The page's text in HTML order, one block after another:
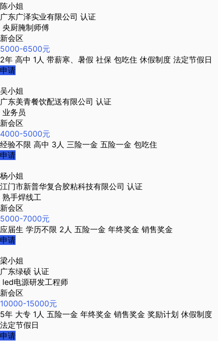
陈小姐
广东广泽实业有限公司 认证
央厨腌制师傅
新会区
5000-6500元
2年 高中 1人 带薪寒、暑假 社保 包吃住 休假制度 法定节假日
申请
吴小姐
广东美青餐饮配送有限公司 认证
业务员
新会区
4000-5000元
经验不限 高中 3人 三险一金 五险一金 包吃住
申请
杨小姐
江门市新普华复合胶粘科技有限公司 认证
熟手焊线工
新会区
5000-7000元
应届生 学历不限 2人 五险一金 年终奖金 销售奖金
申请
梁小姐
广东绿硕 认证
led电源研发工程师
新会区
10000-15000元
5年 大专 1人 五险一金 年终奖金 销售奖金 奖励计划 休假制度
法定节假日
申请